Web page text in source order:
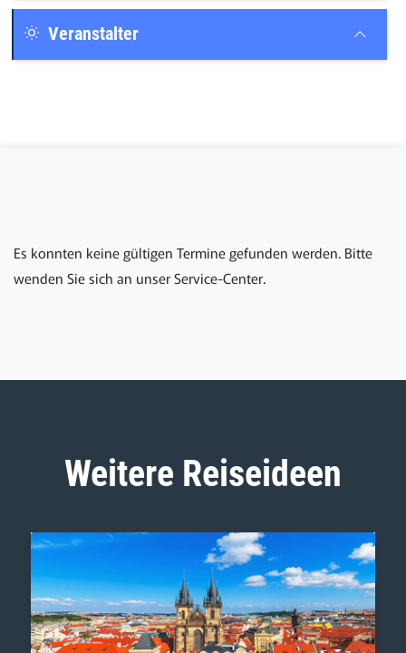
Veranstalter
Es konnten keine gültigen Termine gefunden werden. Bitte
wenden Sie sich an unser Service-Center.
Weitere Reiseideen